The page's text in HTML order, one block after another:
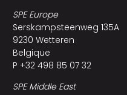
SPE Europe
Serskampsteenweg 135A
9230 Wetteren
Belgique
P +32 498 85 07 32
SPE Middle East